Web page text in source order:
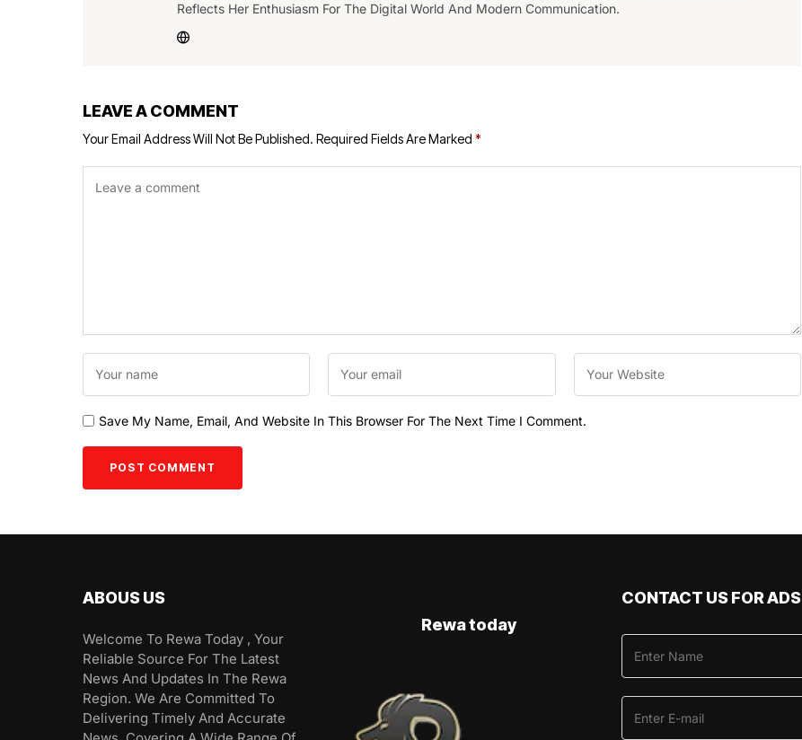
Reflects Her Enthusiasm For The Digital World And Modern Communication.
LEAVE A COMMENT
Your Email Address Will Not Be Published. Required Fields Are Marked *
Save My Name, Email, And Website In This Browser For The Next Time I Comment.
ABOUS US
Welcome To Rewa Today , Your
Reliable Source For The Latest
News And Updates In The Rewa
Region. We Are Committed To
Delivering Timely And Accurate
Rewa today
CONTACT US FOR ADS